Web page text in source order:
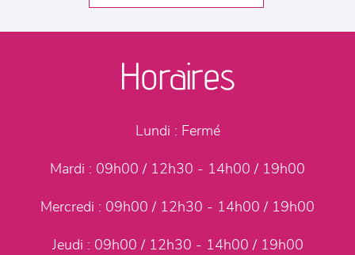
Horaires
Lundi : Fermé
Mardi : 09h00 / 12h30 - 14h00 / 19h00
Mercredi : 09h00 / 12h30 - 14h00 / 19h00
Jeudi : 09h00 / 12h30 - 14h00 / 19h00